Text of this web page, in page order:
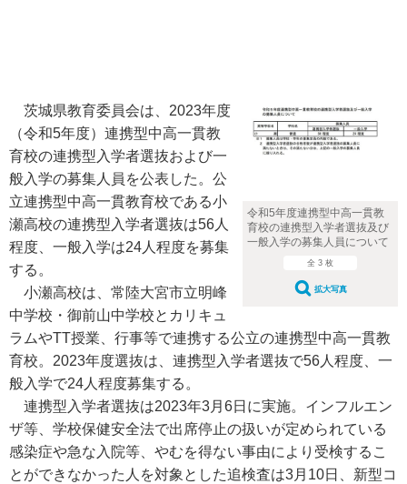
令和5年度連携型中高一貫教
育校の連携型入学者選抜及び
一般入学の募集人員について
全 3 枚
拡大写真
茨城県教育委員会は、2023年度
（令和5年度）連携型中高一貫教
育校の連携型入学者選抜および一
般入学の募集人員を公表した。公
立連携型中高一貫教育校である小
瀬高校の連携型入学者選抜は56人
程度、一般入学は24人程度を募集
する。
小瀬高校は、常陸大宮市立明峰
中学校・御前山中学校とカリキュ
ラムやTT授業、行事等で連携する公立の連携型中高一貫教
育校。2023年度選抜は、連携型入学者選抜で56人程度、一
般入学で24人程度募集する。
連携型入学者選抜は2023年3月6日に実施。インフルエン
ザ等、学校保健安全法で出席停止の扱いが定められている
感染症や急な入院等、やむを得ない事由により受検するこ
とができなかった人を対象とした追検査は3月10日、新型コ